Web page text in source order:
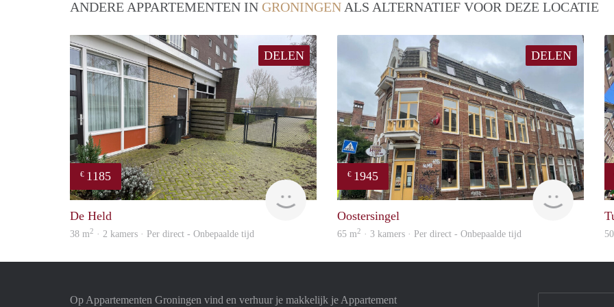
ANDERE APPARTEMENTEN IN GRONINGEN ALS ALTERNATIEF VOOR DEZE LOCATIE
DELEN
€ 1185
GrunoVerhuur
De Held
38 m2 · 2 kamers · Per direct - Onbepaalde tijd
DELEN
€ 1945
Oostersingel
65 m2 · 3 kamers · Per direct - Onbepaalde tijd
Op Appartementen Groningen vind en verhuur je makkelijk je Appartement